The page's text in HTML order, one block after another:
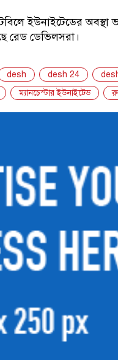
ইউনাইটেডের অবস্থা
রেড ডেভিলসরা।
desh desh 24
ম্যানচেস্টার ইউনাইটেড